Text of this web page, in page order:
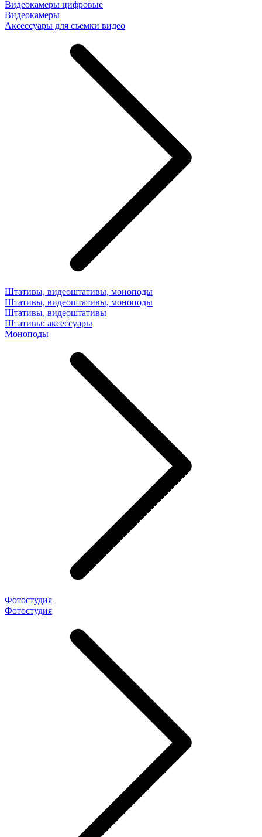
Видеокамеры цифровые
Видеокамеры
Аксессуары для съемки видео
Штативы, видеоштативы, моноподы
Штативы, видеоштативы, моноподы
Штативы, видеоштативы
Штативы: аксессуары
Моноподы
Фотостудия
Фотостудия